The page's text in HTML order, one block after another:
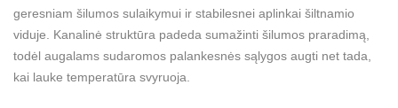
geresniam šilumos sulaikymui ir stabilesnei aplinkai šiltnamio
viduje. Kanalinė struktūra padeda sumažinti šilumos praradimą,
todėl augalams sudaromos palankesnės sąlygos augti net tada,
kai lauke temperatūra svyruoja.